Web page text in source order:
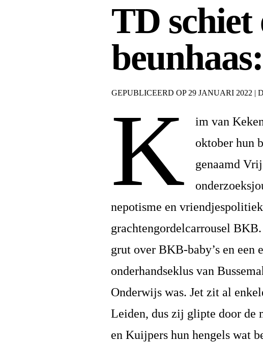
TD schiet
GEPUBLICEERD OP 29 JANUARI 2022 |
K
im van
oktober hun
genaamd
nepotisme en
grachtengordelcarrousel
grut over BKB-baby’s en een
onderhandseklus van
Onderwijs was. Jet zit al
Leiden, dus zij glipte door de
en Kuijpers hun hengels wat